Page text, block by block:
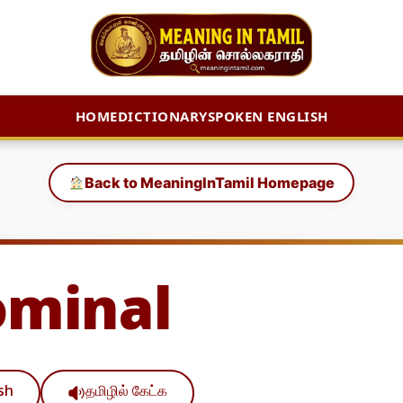
HOMEDICTIONARYSPOKEN ENGLISH
Back to MeaningInTamil Homepage
தமிழில் கேட்க